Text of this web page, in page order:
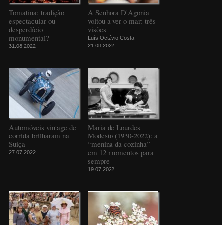
Tomatina: tradição
espectacular ou
desperdício
monumental?
31.08.2022
A Senhora D'Agonia
voltou a ver o mar: três
visões
Luís Octávio Costa
21.08.2022
Automóveis vintage de
corrida brilharam na
Suíça
27.07.2022
Maria de Lourdes
Modesto (1930-2022): a
“menina da cozinha”
em 12 momentos para
sempre
19.07.2022